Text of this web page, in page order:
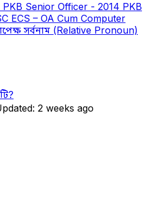
PKB Senior Officer - 2014 PKB
ECS – OA Cum Computer
সর্বনাম (Relative Pronoun)
2 weeks ago